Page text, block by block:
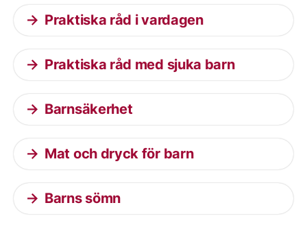
Praktiska råd i vardagen
Praktiska råd med sjuka barn
Barnsäkerhet
Mat och dryck för barn
Barns sömn